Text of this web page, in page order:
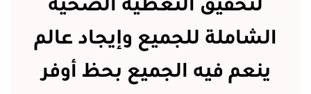
لتحقيق التغطية الصحية
الشاملة للجميع وإيجاد عالم
ينعم فيه الجميع بحظ أوفر